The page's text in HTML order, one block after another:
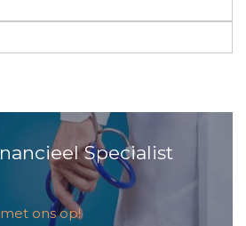
Specialist
ons op!